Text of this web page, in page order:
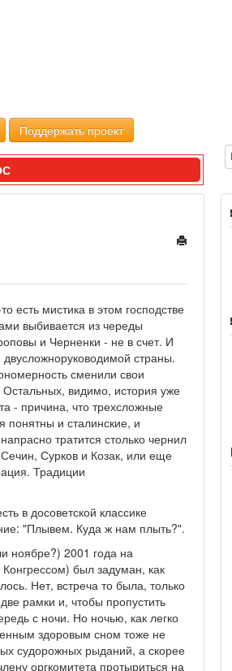
Поддержать проект
мистика в этом господстве
выбивается из череды
и Черненки - не в счет. И
страны.
сменили свои
видимо, история уже
- причина, что трехсложные
понятны и сталинские, и
тратится столько чернил
Сурков и Козак, или еще
Традиции
в досоветской классике
"Плывем. Куда ж нам плыть?".
ноябре?) 2001 года на
был задуман, как
Нет, встреча то была, только
рамки и, чтобы пропустить
с ночи. Но ночью, как легко
здоровым сном тоже не
судорожных рыданий, а скорее
оргкомитета протыриться на